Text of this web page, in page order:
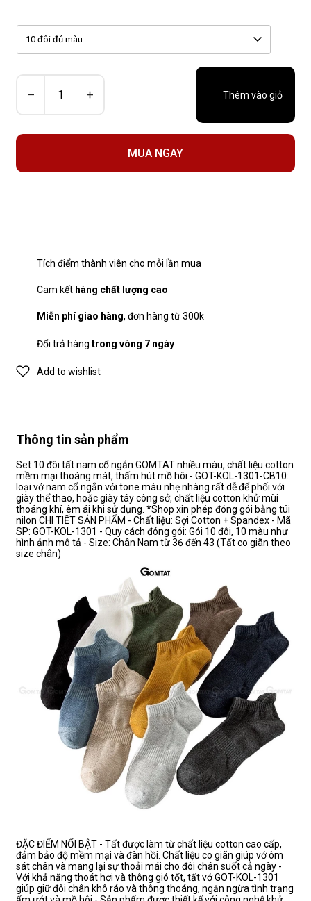
Thêm vào giỏ
MUA NGAY
Cam kết hàng chất lượng cao
Miễn phí giao hàng, đơn hàng từ 300k
Đổi trả hàng trong vòng 7 ngày
Add to wishlist
Tích điểm thành viên cho mỗi lần mua
10 đôi đủ màu
Thông tin sản phẩm
Set 10 đôi tất nam cổ ngắn GOMTAT nhiều màu, chất liệu cotton
mềm mại thoáng mát, thấm hút mồ hôi - GOT-KOL-1301-CB10:
loại vớ nam cổ ngắn với tone màu nhẹ nhàng rất dễ để phối với
giày thể thao, hoặc giày tây công sở, chất liệu cotton khử mùi
thoáng khí, êm ái khi sử dụng. *Shop xin phép đóng gói bằng túi
nilon CHI TIẾT SẢN PHẨM - Chất liệu: Sợi Cotton + Spandex - Mã
SP: GOT-KOL-1301 - Quy cách đóng gói: Gói 10 đôi, 10 màu như
hình ảnh mô tả - Size: Chân Nam từ 36 đến 43 (Tất co giãn theo
size chân)
ĐẶC ĐIỂM NỔI BẬT - Tất được làm từ chất liệu cotton cao cấp,
đảm bảo độ mềm mại và đàn hồi. Chất liệu co giãn giúp vớ ôm
sát chân và mang lại sự thoải mái cho đôi chân suốt cả ngày -
Với khả năng thoát hơi và thông gió tốt, tất vớ GOT-KOL-1301
giúp giữ đôi chân khô ráo và thông thoáng, ngăn ngừa tình trạng